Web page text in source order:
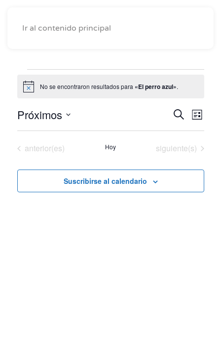
Ir al contenido principal
Eventos
Aviso No se encontraron resultados para «El perro azul».
de
y
vistas
Buscar
de
Lista
Próximos
Seleccionar
Eventos
anterior(es) Hoy Eventos
siguiente(s)
Suscribirse al calendario